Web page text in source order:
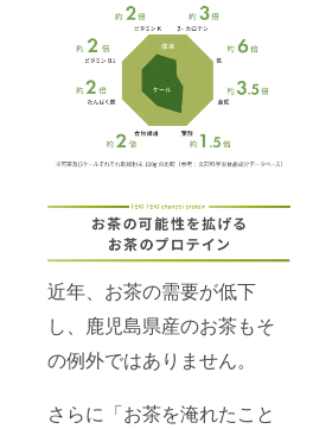
近年、お茶の需要が低下
し、鹿児島県産のお茶もそ
の例外ではありません。
さらに「お茶を淹れたこと